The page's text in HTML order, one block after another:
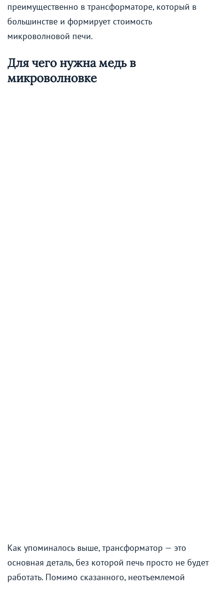
преимущественно в трансформаторе, который в
большинстве и формирует стоимость
микроволновой печи.
Для чего нужна медь в
микроволновке
Как упоминалось выше, трансформатор — это
основная деталь, без которой печь просто не будет
работать. Помимо сказанного, неотъемлемой